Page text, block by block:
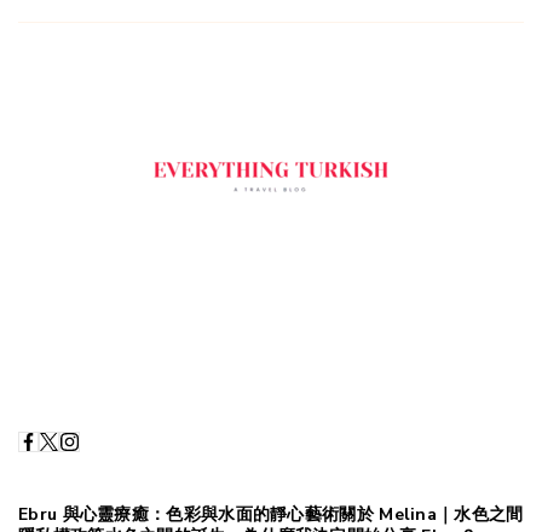
Ebru 與心靈療癒：色彩與水面的靜心藝術關於 Melina｜水色之間